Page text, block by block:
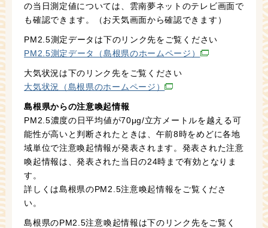
の当日測定値については、雲南夢ネットのテレビ画面で
も確認できます。（お天気画面から確認できます）
PM2.5測定データは下のリンク先をご覧ください
PM2.5測定データ（島根県のホームページ）
大気状況は下のリンク先をご覧ください
大気状況（島根県のホームページ）
島根県からの注意喚起情報
PM2.5濃度の日平均値が70μg/立方メートルを越える可
能性が高いと判断されたときは、午前8時をめどに各地
域単位で注意喚起情報が発表されます。発表された注意
喚起情報は、発表された当日の24時まで有効となりま
す。
詳しくは島根県のPM2.5注意喚起情報をご覧くださ
い。
島根県のPM2.5注意喚起情報は下のリンク先をご覧く